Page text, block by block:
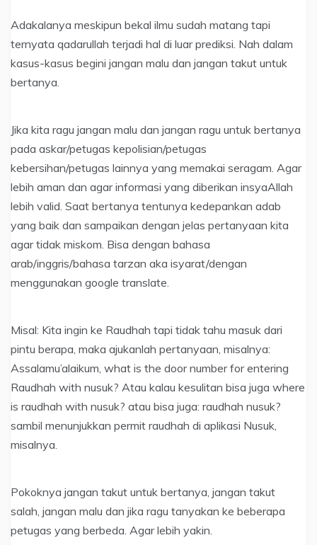
Adakalanya meskipun bekal ilmu sudah matang tapi
ternyata qadarullah terjadi hal di luar prediksi. Nah dalam
kasus-kasus begini jangan malu dan jangan takut untuk
bertanya.
Jika kita ragu jangan malu dan jangan ragu untuk bertanya
pada askar/petugas kepolisian/petugas
kebersihan/petugas lainnya yang memakai seragam. Agar
lebih aman dan agar informasi yang diberikan insyaAllah
lebih valid. Saat bertanya tentunya kedepankan adab
yang baik dan sampaikan dengan jelas pertanyaan kita
agar tidak miskom. Bisa dengan bahasa
arab/inggris/bahasa tarzan aka isyarat/dengan
menggunakan google translate.
Misal: Kita ingin ke Raudhah tapi tidak tahu masuk dari
pintu berapa, maka ajukanlah pertanyaan, misalnya:
Assalamu’alaikum, what is the door number for entering
Raudhah with nusuk? Atau kalau kesulitan bisa juga where
is raudhah with nusuk? atau bisa juga: raudhah nusuk?
sambil menunjukkan permit raudhah di aplikasi Nusuk,
misalnya.
Pokoknya jangan takut untuk bertanya, jangan takut
salah, jangan malu dan jika ragu tanyakan ke beberapa
petugas yang berbeda. Agar lebih yakin.